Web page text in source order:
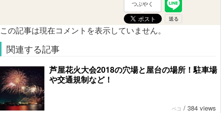
つぶやく
この記事は現在コメントを表示していません。
関連する記事
芦屋花火大会2018の穴場と屋台の場所！駐車場
や交通規制など！
ペコ / 384 views